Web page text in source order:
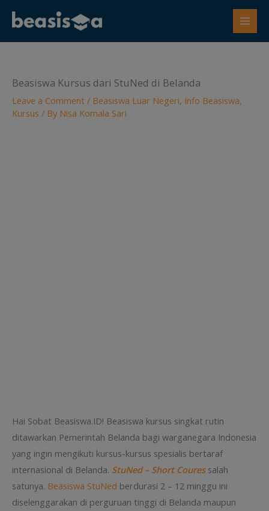
content
Beasiswa Kursus dari StuNed di Belanda
Leave a Comment / Beasiswa Luar Negeri, Info Beasiswa,
Kursus / By Nisa Komala Sari
Hai Sobat Beasiswa.ID! Beasiswa kursus singkat rutin
ditawarkan Pemerintah Belanda bagi warganegara Indonesia
yang ingin mengikuti kursus-kursus spesialis bertaraf
internasional di Belanda. StuNed – Short Couressalah
satunya. Beasiswa StuNed berdurasi 2 – 12 minggu ini
diselenggarakan di perguruan tinggi di Belanda maupun